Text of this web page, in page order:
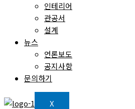
인테리어
관공서
설계
뉴스
언론보도
공지사항
문의하기
X